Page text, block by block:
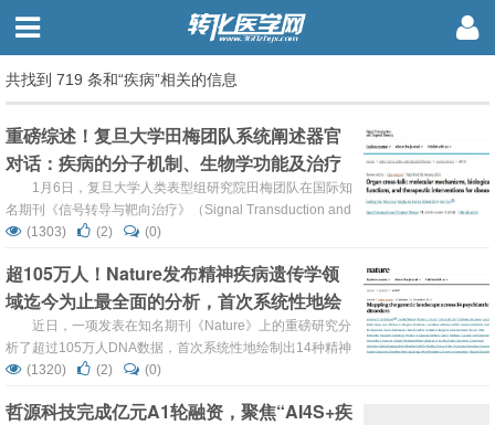
共找到 719 条和“疾病”相关的信息
重磅综述！复旦大学田梅团队系统阐述器官
对话：疾病的分子机制、生物学功能及治疗
干预1月6日，复旦大学人类表型组研究院田梅团队在国际知
名期刊《信号转导与靶向治疗》（Signal Transduction and
Targeted Therapy，IF=52.7）发表了一篇题为《器官对
系统性地整合了器官互作研究领域的前沿成果，首次以“网
络生物学”的视角，全景式地描绘了人体内复杂的器官间通
信网络，并为未来精准医疗提供了全新方向...
(1303) (2) (0)
超105万人！Nature发布精神疾病遗传学领
域迄今为止最全面的分析，首次系统性地绘
制出14种精神疾病的遗传共享图谱
近日，一项发表在知名期刊《Nature》上的重磅研究分
析了超过105万人DNA数据，首次系统性地绘制出14种精神
疾病的遗传共享图谱，识别出五大跨疾病遗传因素，是精神
因组关联研究（GWAS）汇总数据，识别出五个潜在的基因
(1320) (2) (0)
哲源科技完成亿元A1轮融资，聚焦“AI4S+疾